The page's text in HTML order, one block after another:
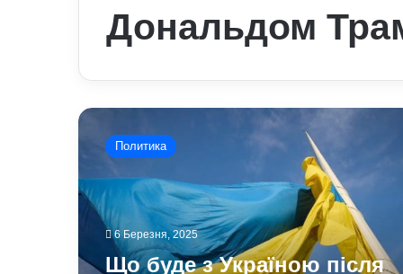
Дональдом
Що
Україною
після
сварки
Зеленського
Трампа
Политика
6 Березня, 2025
Що буде з Україною після